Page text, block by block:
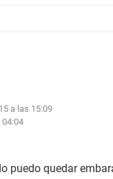
a las 15:09
04:04
puedo quedar